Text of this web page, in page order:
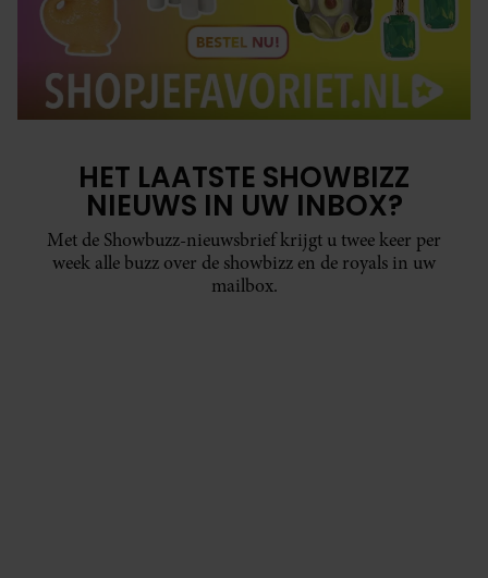
HET LAATSTE SHOWBIZZ
NIEUWS IN UW INBOX?
Met de Showbuzz-nieuwsbrief krijgt u twee keer per
week alle buzz over de showbizz en de royals in uw
mailbox.